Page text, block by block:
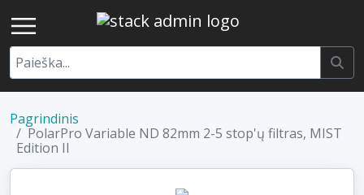
Pagrindinis
PolarPro Variable ND 82mm 2-5 stop'ų filtras, MIST
Edition II